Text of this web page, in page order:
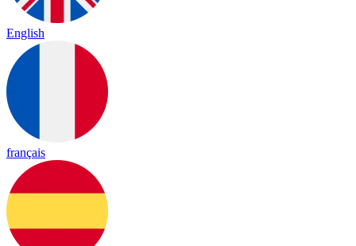
English
français